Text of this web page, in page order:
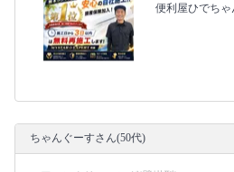
便利屋ひでちゃ
ちゃんぐーすさん(50代)